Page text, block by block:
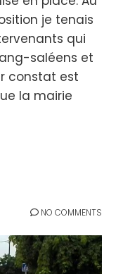
je tenais
qui
saléens et
constat est
la mairie
NO COMMENTS